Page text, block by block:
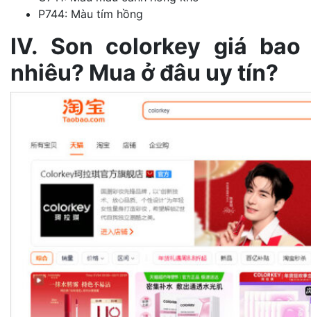
P744: Màu tím hồng
IV. Son colorkey giá bao
nhiêu? Mua ở đâu uy tín?